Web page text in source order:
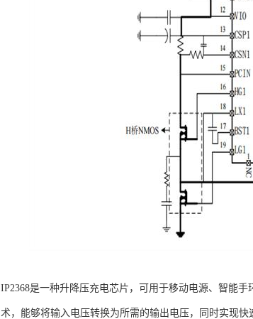
IP2368是一种升降压充电芯片，可用于移动电源、智能
术，能够将输入电压转换为所需的输出电压，同时实现快